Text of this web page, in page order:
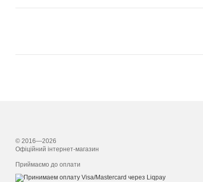
© 2016—2026
Офіційний інтернет-магазин
Приймаємо до оплати